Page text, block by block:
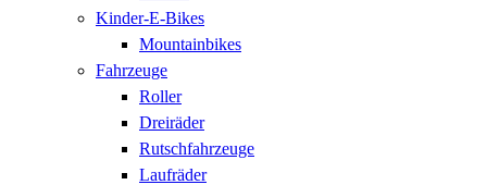
Kinder-E-Bikes
Mountainbikes
Fahrzeuge
Roller
Dreiräder
Rutschfahrzeuge
Laufräder